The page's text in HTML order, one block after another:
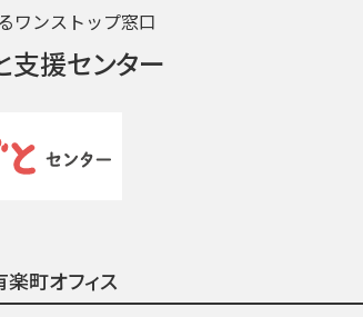
ワンストップ窓口
支援センター
楽町オフィス